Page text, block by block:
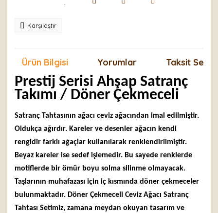
Karşılaştır
Ürün Bilgisi Yorumlar Taksit
Prestij Serisi Ahşap Satranç
Takımı / Döner Çekmeceli
Satranç Tahtasının ağacı ceviz ağacından imal edilmiştir.
Oldukça ağırdır. Kareler ve desenler ağacın kendi
rengidir farklı ağaçlar kullanılarak renklendirilmiştir.
Beyaz kareler ise sedef işlemedir. Bu sayede renklerde
motiflerde bir ömür boyu solma silinme olmayacak.
Taşlarının muhafazası için iç kısmında döner çekmeceler
bulunmaktadır. Döner Çekmeceli Ceviz Ağacı Satranç
Tahtası Setimiz, zamana meydan okuyan tasarım ve